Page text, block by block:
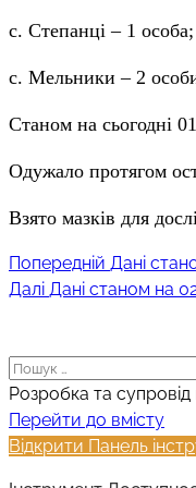
с. Степанці – 1 особа;
с. Мельники – 2
Станом на сьогодні
Одужало протягом
Взято мазків для
Навігація
записів
Попередній
запис:
Дані
Далі Наступний
Дані станом на
Пошук:
Розробка та супровід
Прокрутка
вгору
Перейти до вмісту
Відкрити Панель